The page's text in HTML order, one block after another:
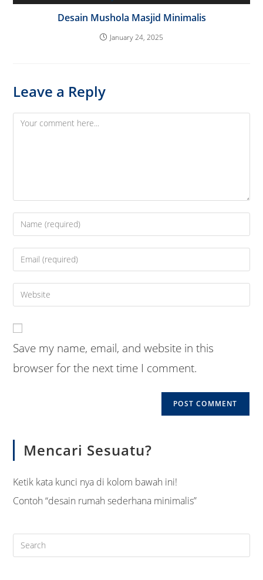
Desain Mushola Masjid Minimalis
January 24, 2025
Leave a Reply
Comment
Enter
your
name
comment
Enter
your
email
address
comment
Enter
your
URL
(optional)
Save my name, email, and website in this
browser for the next time I comment.
Mencari Sesuatu?
Ketik kata kunci nya di kolom bawah ini!
Contoh “desain rumah sederhana minimalis”